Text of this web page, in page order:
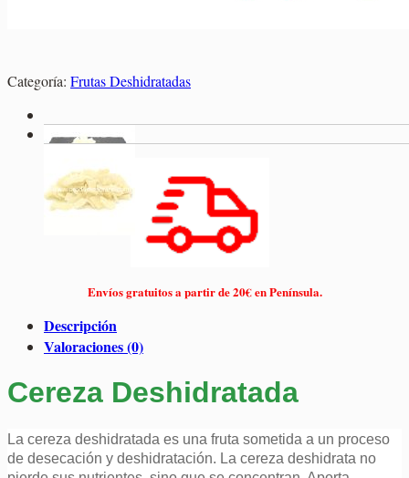
Categoría: Frutas Deshidratadas
Envíos gratuitos a partir de 20€ en Península.
Descripción
Valoraciones (0)
Cereza Deshidratada
La cereza deshidratada es una fruta sometida a un proceso
de desecación y deshidratación. La cereza deshidrata no